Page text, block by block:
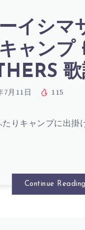
イシマ
ャンプ
7月11日 115
りキャンプに出掛
Continue Reading